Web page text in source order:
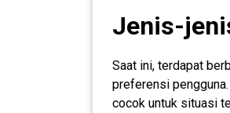
Jenis-
Saat ini, terdapat
preferensi
cocok untuk situasi